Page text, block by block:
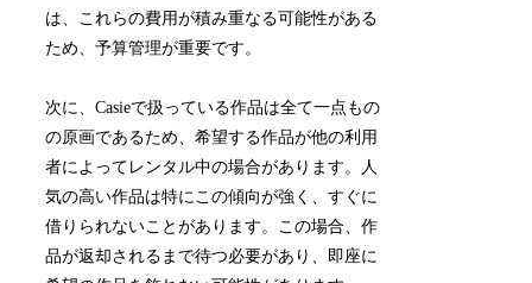
は、これらの費用が積み重なる可能性がある
ため、予算管理が重要です。
次に、Casieで扱っている作品は全て一点もの
の原画であるため、希望する作品が他の利用
者によってレンタル中の場合があります。人
気の高い作品は特にこの傾向が強く、すぐに
借りられないことがあります。この場合、作
品が返却されるまで待つ必要があり、即座に